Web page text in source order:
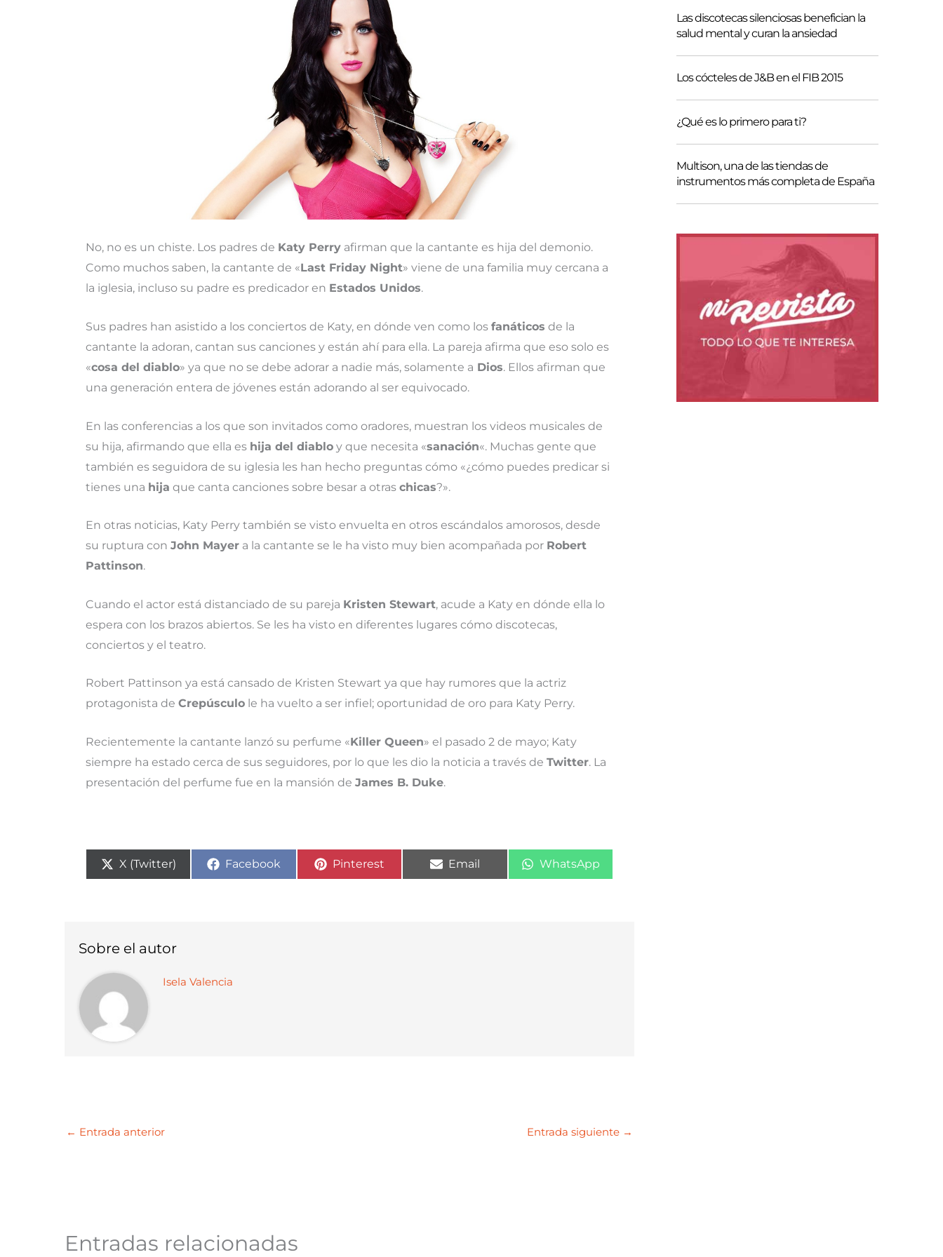
No, no es un chiste. Los padres de Katy Perry afirman que la cantante es hija del demonio.
Como muchos saben, la cantante de «Last Friday Night» viene de una familia muy cercana a
la iglesia, incluso su padre es predicador en Estados Unidos.
Sus padres han asistido a los conciertos de Katy, en dónde ven como los fanáticos de la
cantante la adoran, cantan sus canciones y están ahí para ella. La pareja afirma que eso solo es
«cosa del diablo» ya que no se debe adorar a nadie más, solamente a Dios. Ellos afirman que
una generación entera de jóvenes están adorando al ser equivocado.
En las conferencias a los que son invitados como oradores, muestran los videos musicales de
su hija, afirmando que ella es hija del diablo y que necesita «sanación«. Muchas gente que
también es seguidora de su iglesia les han hecho preguntas cómo «¿cómo puedes predicar si
tienes una hija que canta canciones sobre besar a otras chicas?».
En otras noticias, Katy Perry también se visto envuelta en otros escándalos amorosos, desde
su ruptura con John Mayer a la cantante se le ha visto muy bien acompañada por Robert
Pattinson.
Cuando el actor está distanciado de su pareja Kristen Stewart, acude a Katy en dónde ella lo
espera con los brazos abiertos. Se les ha visto en diferentes lugares cómo discotecas,
conciertos y el teatro.
Robert Pattinson ya está cansado de Kristen Stewart ya que hay rumores que la actriz
protagonista de Crepúsculo le ha vuelto a ser infiel; oportunidad de oro para Katy Perry.
Recientemente la cantante lanzó su perfume «Killer Queen» el pasado 2 de mayo; Katy
siempre ha estado cerca de sus seguidores, por lo que les dio la noticia a través de Twitter. La
presentación del perfume fue en la mansión de James B. Duke.
Compartir
en
X (Twitter)
Compartir
Facebook
Compartir
Pinterest
Compartir
Email
Compartir
WhatsApp
Sobre el autor
Isela Valencia
← Entrada anterior Entrada siguiente →
Entradas relacionadas
Las discotecas silenciosas benefician la
salud mental y curan la ansiedad
Los cócteles de J&B en el FIB 2015
¿Qué es lo primero para ti?
Multison, una de las tiendas de
instrumentos más completa de España